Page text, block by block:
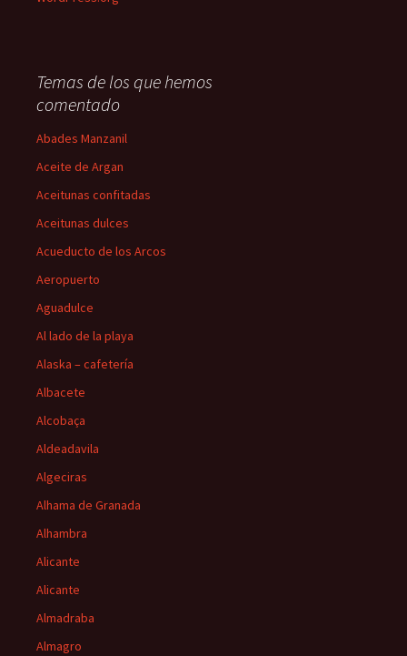
Temas de los que hemos
comentado
Abades Manzanil
Aceite de Argan
Aceitunas confitadas
Aceitunas dulces
Acueducto de los Arcos
Aeropuerto
Aguadulce
Al lado de la playa
Alaska – cafetería
Albacete
Alcobaça
Aldeadavila
Algeciras
Alhama de Granada
Alhambra
Alicante
Alicante
Almadraba
Almagro